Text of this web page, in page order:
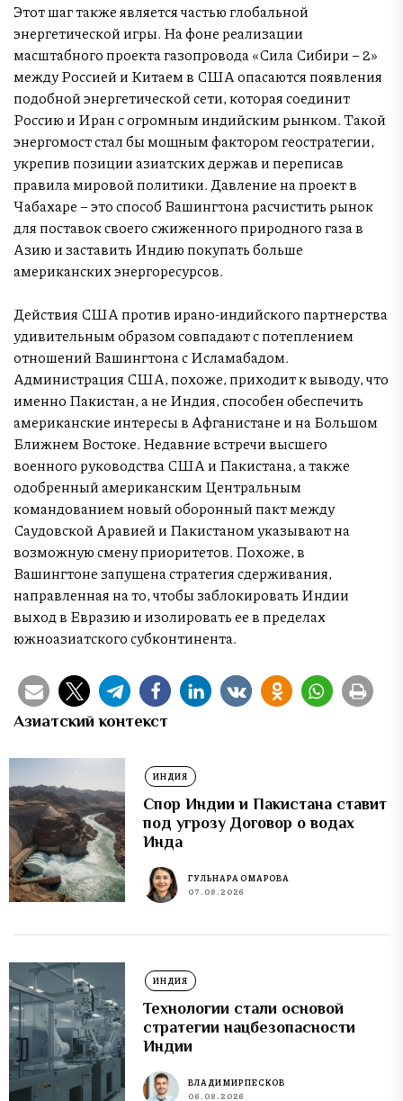
Этот шаг также является частью глобальной
энергетической игры. На фоне реализации
масштабного проекта газопровода «Сила Сибири – 2»
между Россией и Китаем в США опасаются появления
подобной энергетической сети, которая соединит
Россию и Иран с огромным индийским рынком. Такой
энергомост стал бы мощным фактором геостратегии,
укрепив позиции азиатских держав и переписав
правила мировой политики. Давление на проект в
Чабахаре – это способ Вашингтона расчистить рынок
для поставок своего сжиженного природного газа в
Азию и заставить Индию покупать больше
американских энергоресурсов.
Действия США против ирано-индийского партнерства
удивительным образом совпадают с потеплением
отношений Вашингтона с Исламабадом.
Администрация США, похоже, приходит к выводу, что
именно Пакистан, а не Индия, способен обеспечить
американские интересы в Афганистане и на Большом
Ближнем Востоке. Недавние встречи высшего
военного руководства США и Пакистана, а также
одобренный американским Центральным
командованием новый оборонный пакт между
Саудовской Аравией и Пакистаном указывают на
возможную смену приоритетов. Похоже, в
Вашингтоне запущена стратегия сдерживания,
направленная на то, чтобы заблокировать Индии
выход в Евразию и изолировать ее в пределах
южноазиатского субконтинента.
Азиатский контекст
ИНДИЯ
Спор Индии и Пакистана ставит
под угрозу Договор о водах
Инда
ГУЛЬНАРА ОМАРОВА
07.08.2026
ИНДИЯ
Технологии стали основой
стратегии нацбезопасности
Индии
ВЛАДИМИР ПЕСКОВ
06.08.2026